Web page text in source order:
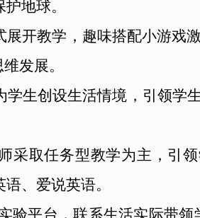
地球。
开教学，趣味搭配小游戏
发展。
生创设生活情境，引领学
采取任务型教学为主，引
、爱说英语。
验平台，联系生活实际带领